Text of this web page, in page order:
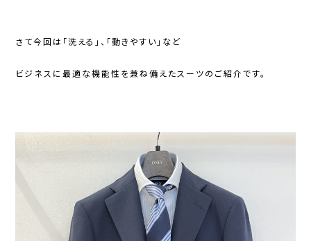
さて今回は「洗える」、「動きやすい」など
ビジネスに最適な機能性を兼ね備えたスーツのご紹介です。